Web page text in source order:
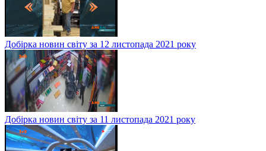
Добірка новин світу за 12 листопада 2021 року
Добірка новин світу за 11 листопада 2021 року